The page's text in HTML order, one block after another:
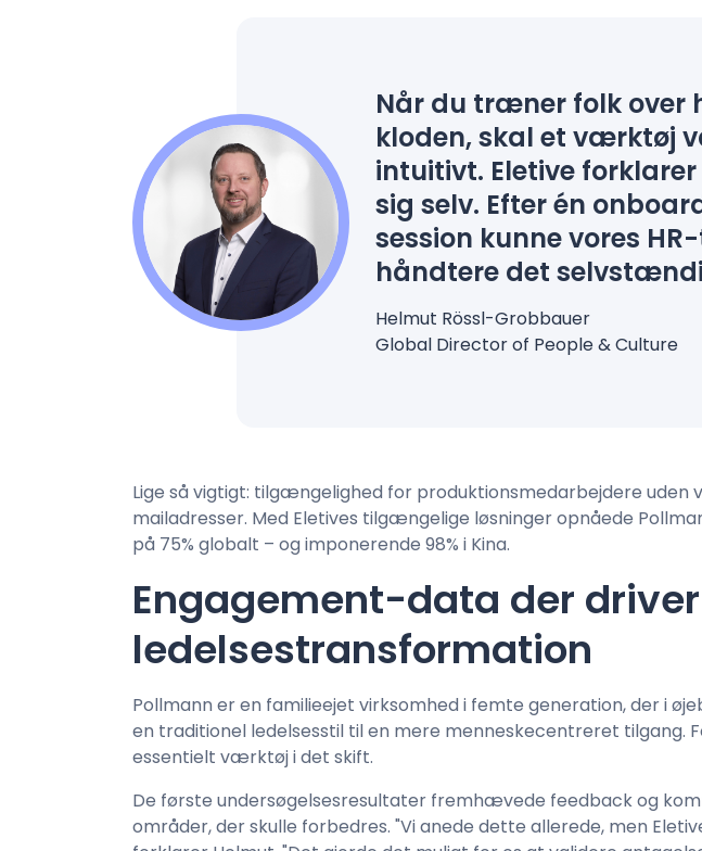
Når du træner folk over
kloden, skal et værktøj
intuitivt. Eletive
sig selv. Efter én
session kunne vores
håndtere det
Helmut Rössl-Grobbauer
Global Director of People & Culture
Lige så vigtigt: tilgængelighed for produktionsmedarbejdere uden
mailadresser. Med Eletives tilgængelige løsninger opnåede
på 75% globalt – og imponerende 98% i Kina.
Engagement-data der driver
ledelsestransformation
Pollmann er en familieejet virksomhed i femte generation, der i
en traditionel ledelsesstil til en mere menneskecentreret tilgang.
essentielt værktøj i det skift.
De første undersøgelsesresultater fremhævede feedback og
områder, der skulle forbedres. "Vi anede dette allerede, men